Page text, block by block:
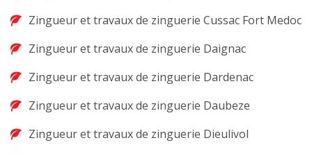
Zingueur et travaux de zinguerie Cussac Fort Medoc
Zingueur et travaux de zinguerie Daignac
Zingueur et travaux de zinguerie Dardenac
Zingueur et travaux de zinguerie Daubeze
Zingueur et travaux de zinguerie Dieulivol